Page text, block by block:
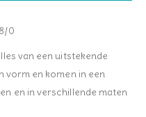
0
van een uitstekende
vorm en komen in een
en in verschillende maten